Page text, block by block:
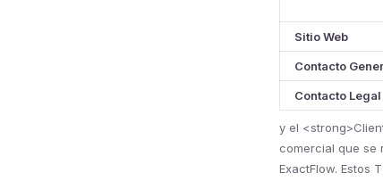
Sitio Web
Contacto
Contacto Legal
y el
comercial que se
ExactFlow. Estos